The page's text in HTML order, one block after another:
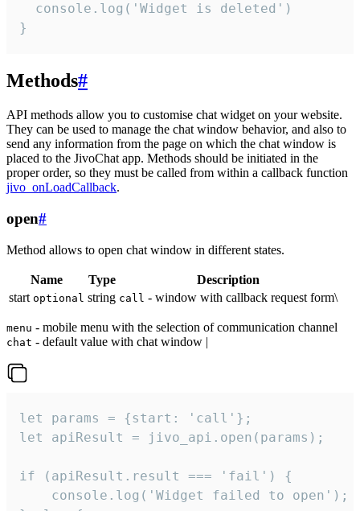
  console.log('Widget is deleted')
}
Methods#
API methods allow you to customise chat widget on your website.
They can be used to manage the chat window behavior, and also to
send any information from the page on which the chat window is
placed to the JivoChat app. Methods should be initiated in the
proper order, so they must be called from within a callback function
jivo_onLoadCallback.
open#
Method allows to open chat window in different states.
Name Type
Description
start optional string call - window with callback request form\
menu - mobile menu with the selection of communication channel
chat - default value with chat window |
let params = {start: 'call'};
let apiResult = jivo_api.open(params);
if (apiResult.result === 'fail') {
    console.log('Widget failed to open');